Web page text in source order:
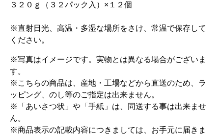
３２０ｇ（３２パック入）×１２個
※直射日光、高温・多湿な場所をさけ、常温で保存して
ください。
※写真はイメージです。実物とは異なる場合がございま
す。
※こちらの商品は、産地・工場などから直送のため、ラ
ッピング、のし等のご指定は出来ません。
※「あいさつ状」や「手紙」は、同送する事は出来ませ
ん。
※商品表示の記載内容につきましては、お手元に届きま